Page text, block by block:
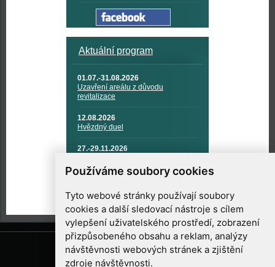
Používáme soubory cookies
Tyto webové stránky používají soubory
cookies a další sledovací nástroje s cílem
vylepšení uživatelského prostředí, zobrazení
přizpůsobeného obsahu a reklam, analýzy
návštěvnosti webových stránek a zjištění
zdroje návštěvnosti.
Aktuální program
01.07.-31.08.2026
Uzavření areálu z důvodu
revitalizace
12.08.2026
Hvězdný duel
27.-29.11.2026
TECHNIKA A KOSMICKÉ
TECHNOLOGIE